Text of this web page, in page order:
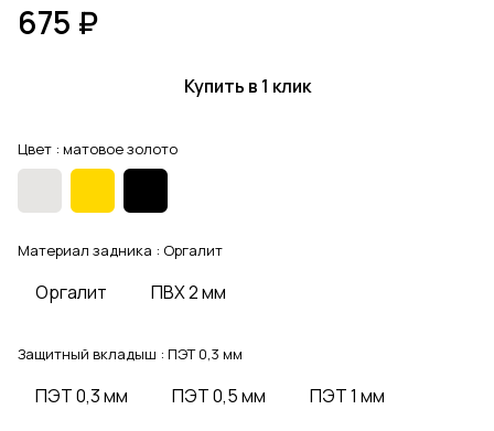
675 ₽
Купить в 1 клик
Цвет : матовое золото
Материал задника : Оргалит
Оргалит ПВХ 2 мм
Защитный вкладыш : ПЭТ 0,3 мм
ПЭТ 0,3 мм ПЭТ 0,5 мм ПЭТ 1 мм